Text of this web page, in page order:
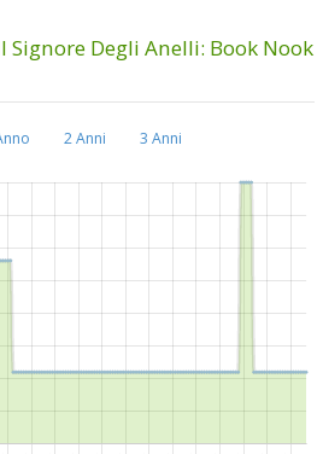
Signore Degli Anelli: Book Nook
2 Anni 3 Anni